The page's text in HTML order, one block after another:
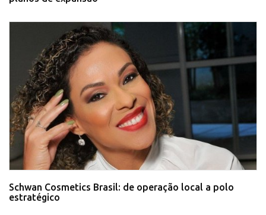
Schwan Cosmetics Brasil: de operação local a polo
estratégico